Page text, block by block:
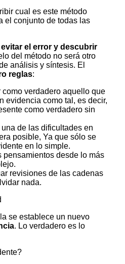
cual es este método
el conjunto de todas las
el error y descubrir
del método no será otro
análisis y síntesis. El
reglas:
como verdadero aquello que
evidencia como tal, es decir,
como verdadero sin
de las dificultades en
posible, Ya que sólo se
en lo simple.
pensamientos desde lo más
revisiones de las cadenas
nada.
se establece un nuevo
. Lo verdadero es lo